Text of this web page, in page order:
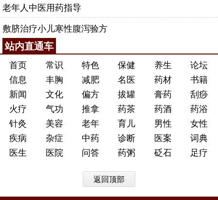
老年人中医用药指导
敷脐治疗小儿寒性腹泻验方
站内直通车
首页 常识 特色 保健 养生
论坛
信息
丰胸 减肥 名医 药材
书籍
新闻
文化 偏方 拔罐 膏药
刮痧
火疗
气功 推拿 药茶 药酒
药浴
针灸
美容 老年 育儿 男性
女性
疾病
杂症 中药 诊断 医案
词典
医生
医院 问答 药粥 砭石 足疗
返回顶部